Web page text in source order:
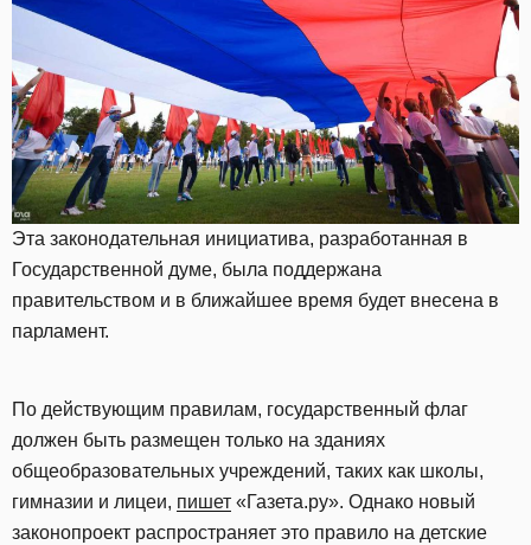
Эта законодательная инициатива, разработанная в
Государственной думе, была поддержана
правительством и в ближайшее время будет внесена в
парламент.
По действующим правилам, государственный флаг
должен быть размещен только на зданиях
общеобразовательных учреждений, таких как школы,
гимназии и лицеи, пишет «Газета.ру». Однако новый
законопроект распространяет это правило на детские